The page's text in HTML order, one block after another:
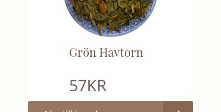
Grön Havtorn
57KR